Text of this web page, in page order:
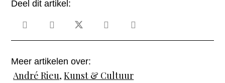
Deel dit artikel:
Meer artikelen over:
André Rieu,Kunst & Cultuur